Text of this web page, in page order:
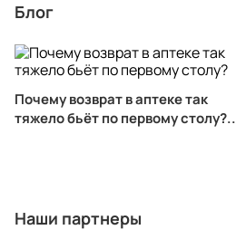
Блог
Почему возврат в аптеке так
тяжело бьёт по первому
Наши партнеры